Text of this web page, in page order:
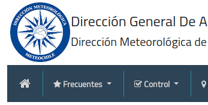
Frecuentes Control